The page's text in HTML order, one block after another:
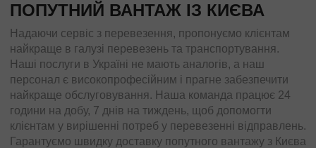
ПОПУТНИЙ ВАНТАЖ ІЗ КИЄВА
Надаючи сервіс з перевезення, пропонуємо клієнтам
найкраще в галузі перевезень та транспортування.
Наші послуги в Україні не мають аналогів, а наш
персонал є високопрофесійним і прагне забезпечити
найкраще обслуговування. Наша команда працює 24
години на добу, 7 днів на тиждень, щоб допомогти
клієнтам у вирішенні потреб у перевезенні відправлень.
Гарантуємо швидку доставку попутного вантажу з Києва